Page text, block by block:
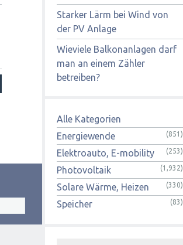
Starker Lärm bei Wind von
der PV Anlage
Wieviele Balkonanlagen darf
man an einem Zähler
betreiben?
Alle Kategorien
Energiewende
(851)
Elektroauto, E-mobility (253)
Photovoltaik (1,932)
Solare Wärme, Heizen (330)
Speicher (83)